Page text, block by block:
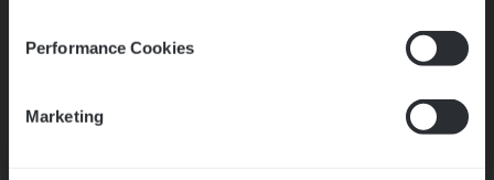
Performance Cookies
Marketing